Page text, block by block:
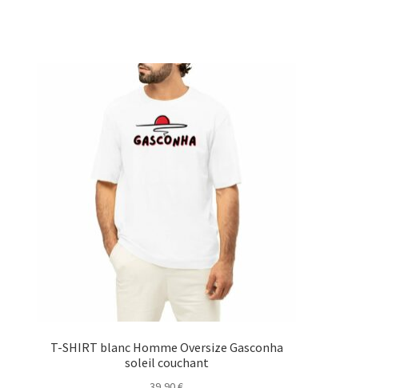
T-SHIRT blanc Homme Oversize Gasconha
soleil couchant